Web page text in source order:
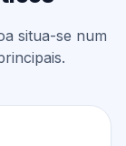
situa-se num